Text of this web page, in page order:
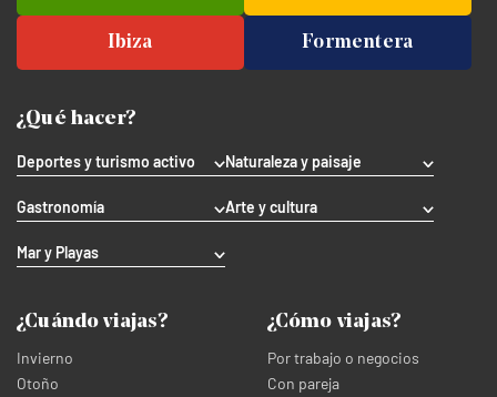
Ibiza Formentera
¿Qué hacer?
Deportes y turismo activo Naturaleza y paisaje
Gastronomía Arte y cultura
Mar y Playas
¿Cuándo viajas?
Invierno
Otoño
¿Cómo viajas?
Por trabajo o negocios
Con pareja